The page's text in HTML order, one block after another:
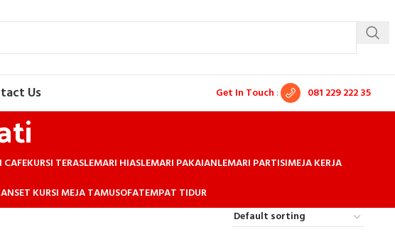
Us Get In Touch : 081 229 222 35
CAFEKURSI TERASLEMARI HIASLEMARI PAKAIANLEMARI PARTISIMEJA KERJA
SET KURSI MEJA TAMUSOFATEMPAT TIDUR